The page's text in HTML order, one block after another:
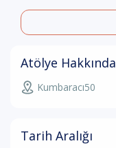
Atölye Hakkında
Kumbaracı50
Tarih Aralığı